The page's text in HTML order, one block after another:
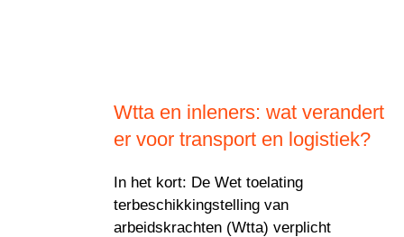
Wtta en inleners: wat verandert
er voor transport en logistiek?
In het kort: De Wet toelating
terbeschikkingstelling van
arbeidskrachten (Wtta) verplicht